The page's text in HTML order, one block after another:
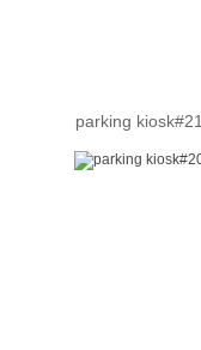
parking kiosk#21